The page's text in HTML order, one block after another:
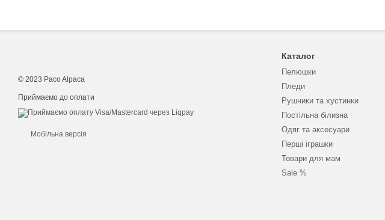
© 2023 Paco Alpaca
Приймаємо до оплати
Мобільна версія
Каталог
Пелюшки
Пледи
Рушники та хустинки
Постільна білизна
Одяг та аксесуари
Перші іграшки
Товари для мам
Sale %